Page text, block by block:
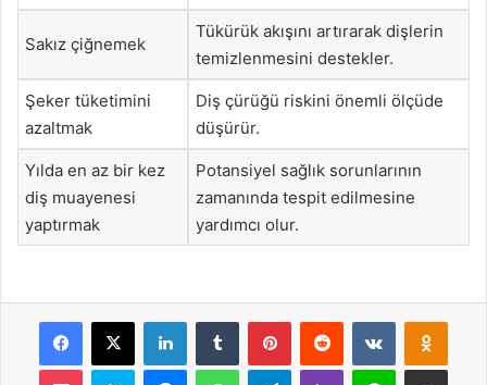
Sakız çiğnemek
Tükürük akışını artırarak dişlerin
temizlenmesini destekler.
Şeker tüketimini
azaltmak
Diş çürüğü riskini önemli ölçüde
düşürür.
Yılda en az bir kez
diş muayenesi
yaptırmak
Potansiyel sağlık sorunlarının
zamanında tespit edilmesine
yardımcı olur.
Facebook
X LinkedInTumblr PinterestReddit VKontakte
Pocket Skype MessengerWhatsAppTelegramViber Line E-Posta ile